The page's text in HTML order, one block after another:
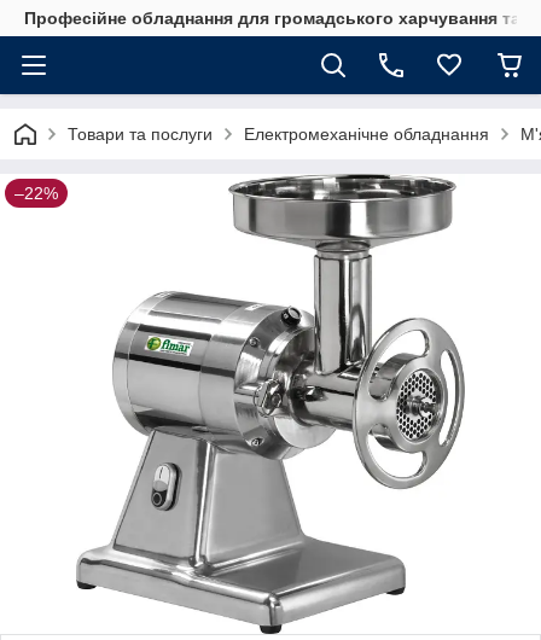
Професійне обладнання для громадського харчування та
Товари та послуги Електромеханічне обладнання
–22%